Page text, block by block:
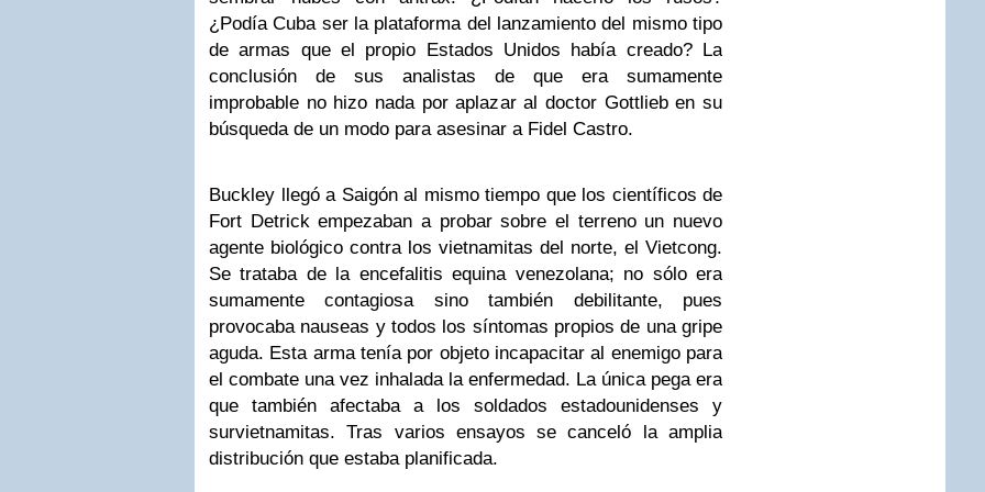
¿Podía Cuba ser la plataforma del lanzamiento del mismo tipo
de armas que el propio Estados Unidos había creado? La
conclusión de sus analistas de que era sumamente
improbable no hizo nada por aplazar al doctor Gottlieb en su
búsqueda de un modo para asesinar a Fidel Castro.
Buckley llegó a Saigón al mismo tiempo que los científicos de
Fort Detrick empezaban a probar sobre el terreno un nuevo
agente biológico contra los vietnamitas del norte, el Vietcong.
Se trataba de la encefalitis equina venezolana; no sólo era
sumamente contagiosa sino también debilitante, pues
provocaba nauseas y todos los síntomas propios de una gripe
aguda. Esta arma tenía por objeto incapacitar al enemigo para
el combate una vez inhalada la enfermedad. La única pega era
que también afectaba a los soldados estadounidenses y
survietnamitas. Tras varios ensayos se canceló la amplia
distribución que estaba planificada.